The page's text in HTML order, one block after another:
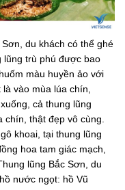
du khách có thể ghé
lũng trù phú được bao
màu huyền ảo với
vào mùa lúa chín,
cả thung lũng
chín, thật đẹp vô cùng.
khoai, tại thung lũng
hoa tam giác mạch,
lũng Bắc Sơn, du
nước ngọt: hồ Vũ